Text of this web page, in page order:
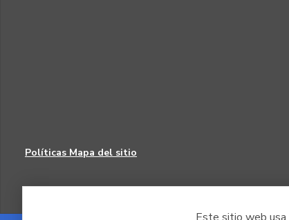
Políticas Mapa del sitio